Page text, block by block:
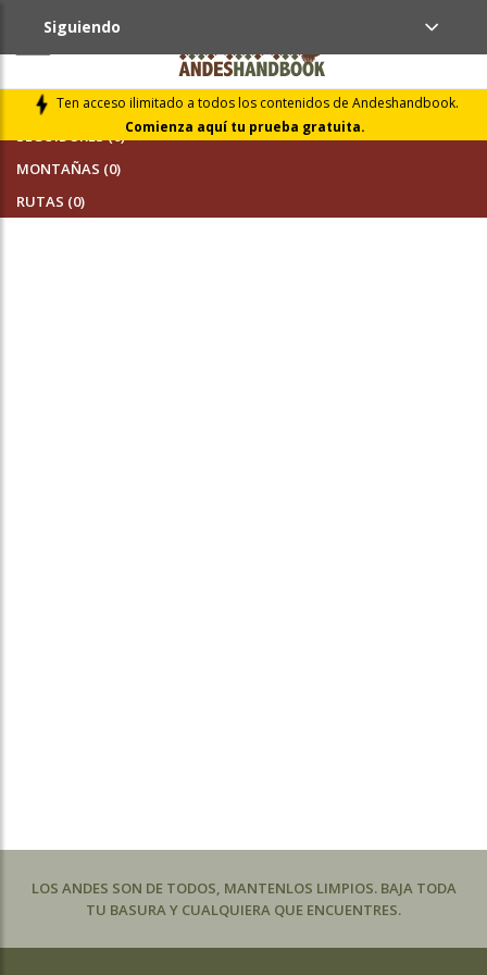
Ten acceso ilimitado a todos los contenidos de Andeshandbook.
Comienza aquí tu prueba gratuita.
Siguiendo
SEGUIDORES (0)
MONTAÑAS (0)
RUTAS (0)
LOS ANDES SON DE TODOS, MANTENLOS LIMPIOS. BAJA TODA
TU BASURA Y CUALQUIERA QUE ENCUENTRES.